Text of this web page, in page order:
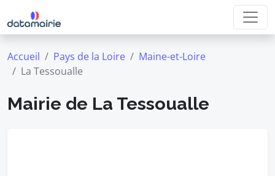
Accueil Pays de la Loire
Maine-et-Loire
La Tessoualle
Mairie de La Tessoualle